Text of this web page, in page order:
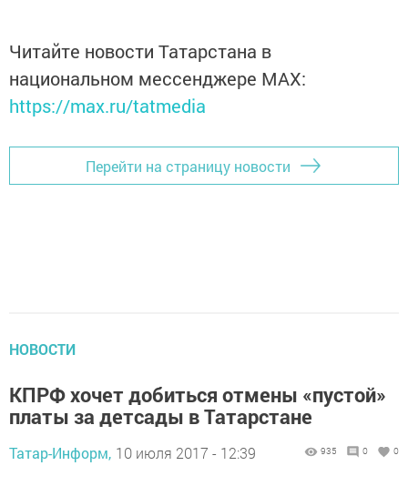
Читайте новости Татарстана в
национальном мессенджере MАХ:
https://max.ru/tatmedia
Перейти на страницу новости
НОВОСТИ
КПРФ хочет добиться отмены «пустой»
платы за детсады в Татарстане
Татар-Информ, 10 июля 2017 - 12:39 935 0 0